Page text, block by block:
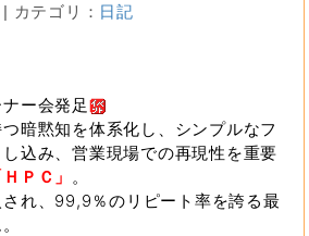
カテゴリ： 日記
ー会発足
暗黙知を体系化し、シンプルなフ
込み、営業現場での再現性を重要
ＨＰＣ」 。
れ、99,9％のリピート率を誇る最